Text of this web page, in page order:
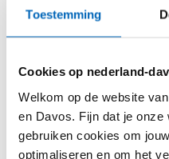
Toestemming
Cookies op nederland-
Welkom op de website
en Davos. Fijn dat je onze
gebruiken cookies om
optimaliseren en om het
Soms lijkt de liefde
Allergieën kies